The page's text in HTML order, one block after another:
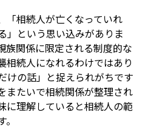
「相続人が亡くなっていれ
」という思い込みがありま
族関係に限定される制度的な
相続人になれるわけではあり
けの話」と捉えられがちです
またいで相続関係が整理され
に理解していると相続人の範